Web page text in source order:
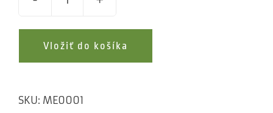
quantity
Vložiť do košíka
SKU: ME0001